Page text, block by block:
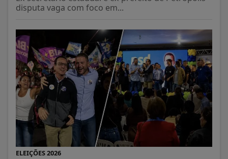
disputa vaga com foco em...
ELEIÇÕES 2026